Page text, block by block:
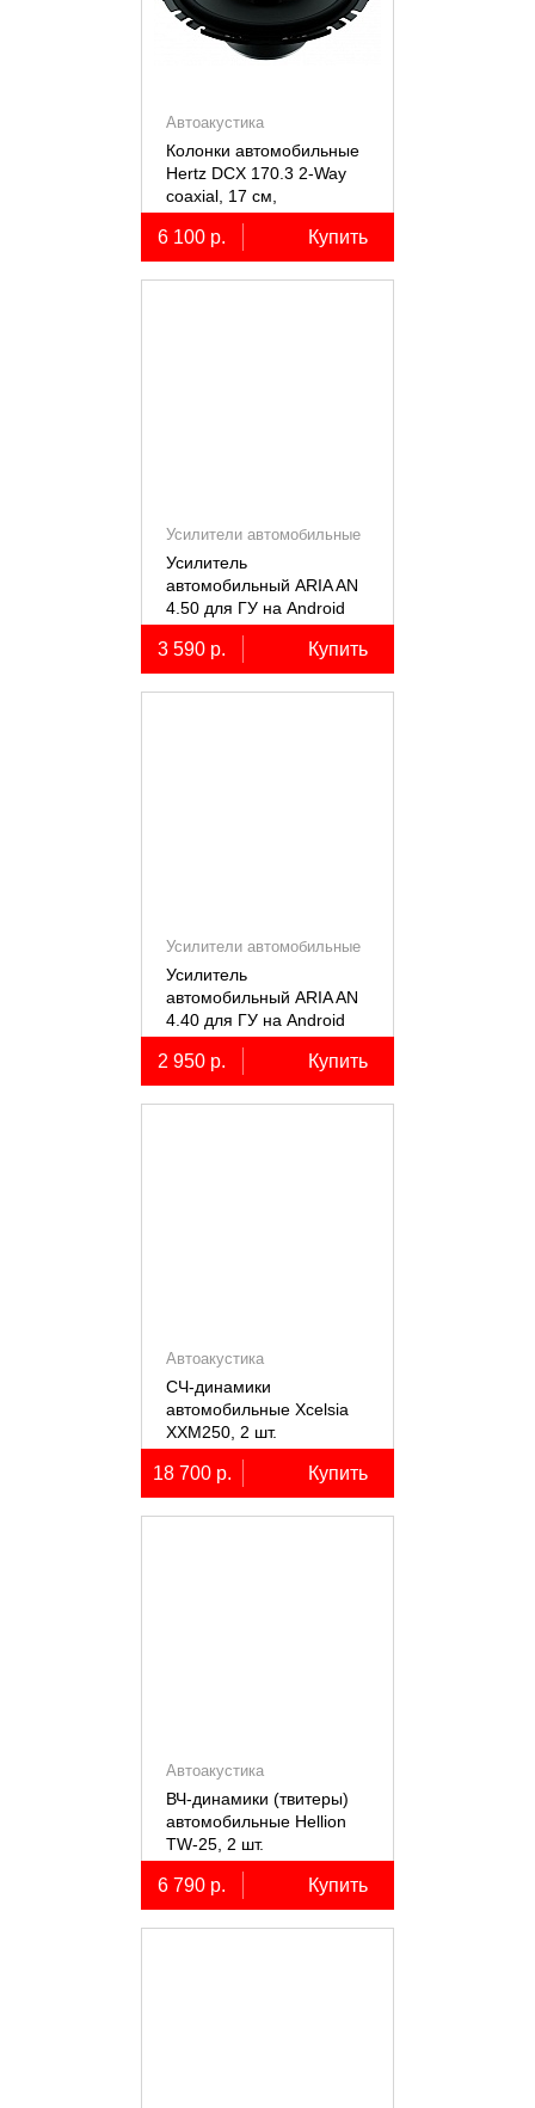
Автоакустика
Колонки автомобильные
Hertz DCX 170.3 2-Way
coaxial, 17 см,
коаксиальные
двухполосные, 2 шт.
6 100 р. Купить
Усилители автомобильные
Усилитель
автомобильный ARIA AN
4.50 для ГУ на Android
3 590 р. Купить
Усилители автомобильные
Усилитель
автомобильный ARIA AN
4.40 для ГУ на Android
2 950 р. Купить
Автоакустика
СЧ-динамики
автомобильные Xcelsia
XXM250, 2 шт.
18 700 р. Купить
Автоакустика
ВЧ-динамики (твитеры)
автомобильные Hellion
TW-25, 2 шт.
6 790 р. Купить